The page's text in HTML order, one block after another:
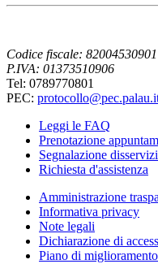
Codice fiscale: 82004530901
P.IVA: 01373510906
Tel: 0789770801
PEC:
Leggi le FAQ
Prenotazione
Segnalazione
Richiesta d'assistenza
Amministrazione
Informativa privacy
Note legali
Dichiarazione di
Piano di